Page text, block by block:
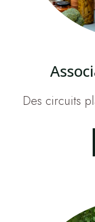
Des circuits